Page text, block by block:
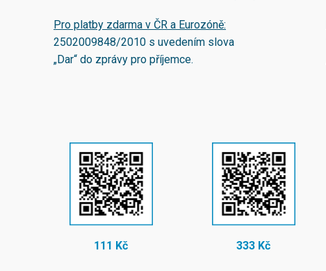
Pro platby zdarma v ČR a Eurozóně:
2502009848/2010 s uvedením slova
„Dar“ do zprávy pro příjemce.
111 Kč 333 Kč